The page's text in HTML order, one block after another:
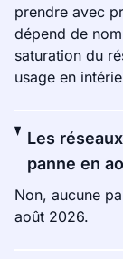
prendre avec
dépend de
saturation du
usage en
Les
panne en
Non, aucune
août 2026.